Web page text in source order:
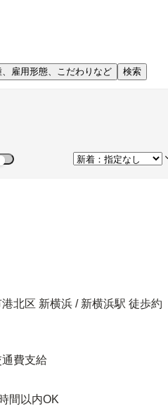
、雇用形態、こだわりなど 検索
北区 新横浜 / 新横浜駅 徒歩約
費支給
間以内OK